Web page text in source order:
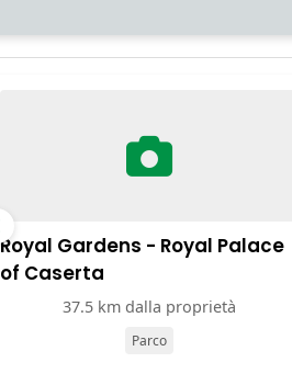
Royal Gardens - Royal Palace
of Caserta
37.5 km dalla proprietà
Parco